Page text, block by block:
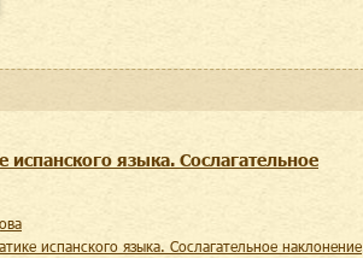
языка. Сослагательное
испанского языка. Сослагательное наклонение